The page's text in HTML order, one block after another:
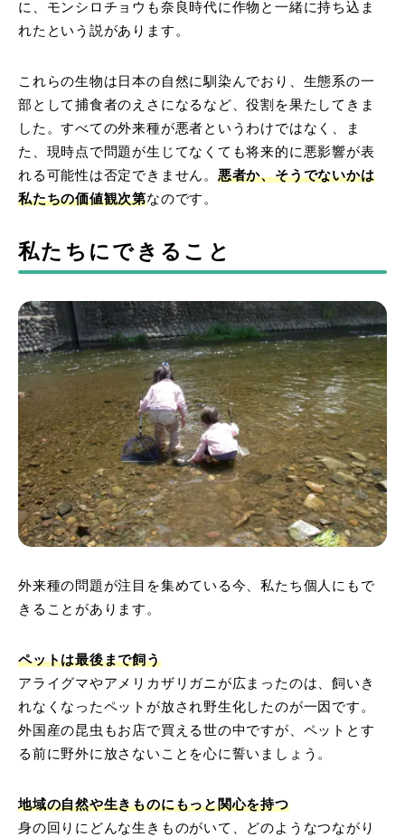
に、モンシロチョウも奈良時代に作物と一緒に持ち込ま
れたという説があります。
これらの生物は日本の自然に馴染んでおり、生態系の一
部として捕食者のえさになるなど、役割を果たしてきま
した。すべての外来種が悪者というわけではなく、ま
た、現時点で問題が生じてなくても将来的に悪影響が表
れる可能性は否定できません。 悪者か、そうでないかは
私たちの価値観次第なのです。
私たちにできること
外来種の問題が注目を集めている今、私たち個人にもで
きることがあります。
ペットは最後まで飼う
アライグマやアメリカザリガニが広まったのは、飼いき
れなくなったペットが放され野生化したのが一因です。
外国産の昆虫もお店で買える世の中ですが、ペットとす
る前に野外に放さないことを心に誓いましょう。
地域の自然や生きものにもっと関心を持つ
身の回りにどんな生きものがいて、どのようなつながり